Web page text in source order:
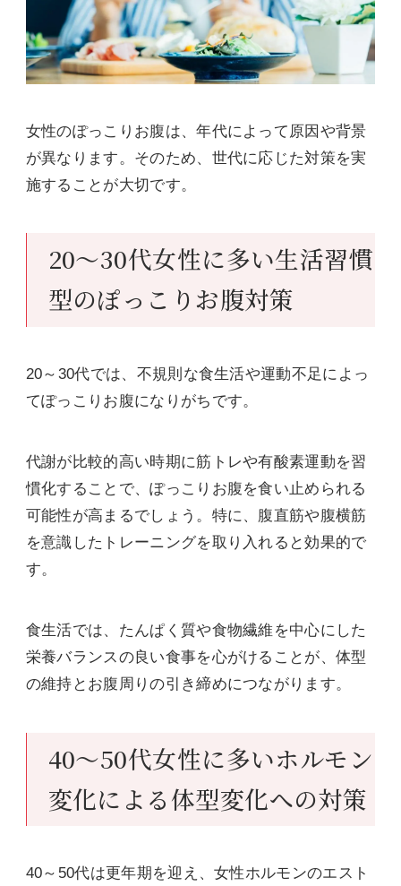
女性のぽっこりお腹は、年代によって原因や背景
が異なります。そのため、世代に応じた対策を実
施することが大切です。
20～30代女性に多い生活習慣
型のぽっこりお腹対策
20～30代では、不規則な食生活や運動不足によっ
てぽっこりお腹になりがちです。
代謝が比較的高い時期に筋トレや有酸素運動を習
慣化することで、ぽっこりお腹を食い止められる
可能性が高まるでしょう。特に、腹直筋や腹横筋
を意識したトレーニングを取り入れると効果的で
す。
食生活では、たんぱく質や食物繊維を中心にした
栄養バランスの良い食事を心がけることが、体型
の維持とお腹周りの引き締めにつながります。
40～50代女性に多いホルモン
変化による体型変化への対策
40～50代は更年期を迎え、女性ホルモンのエスト